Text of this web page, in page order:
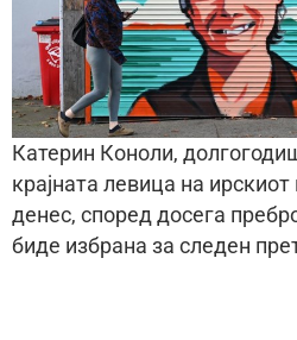
Катерин Коноли,
крајната левица на
денес, според досега
биде избрана за следен